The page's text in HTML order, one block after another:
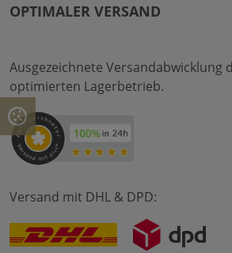
OPTIMALER VERSAND
Ausgezeichnete Versandabwicklung
optimierten Lagerbetrieb.
Versand mit DHL & DPD: